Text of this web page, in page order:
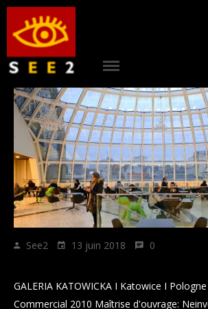
|
|
|
see2
See2 13 juin 2018 0
GALERIA KATOWICKA I Katowice I
Commercial 2010 Maîtrise d'ouvrage: